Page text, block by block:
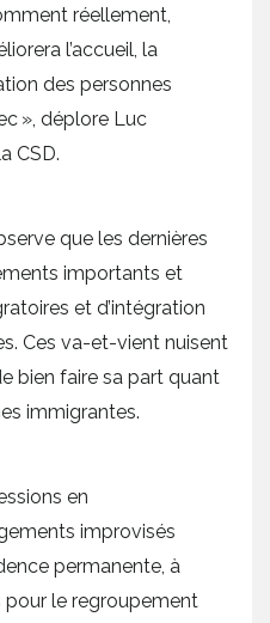
réellement,
l’accueil, la
des personnes
», déplore Luc
CSD.
que les dernières
importants et
et d’intégration
Ces va-et-vient nuisent
bien faire sa part quant
immigrantes.
en
improvisés
permanente, à
pour le regroupement